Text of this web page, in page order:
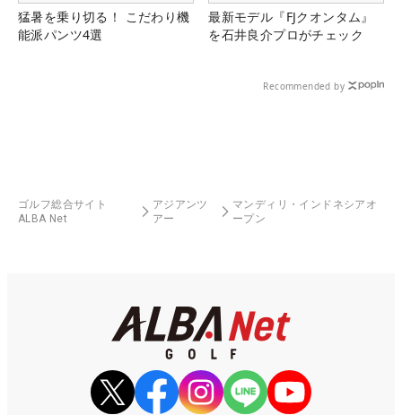
猛暑を乗り切る！ こだわり機
能派パンツ4選
最新モデル『FJクオンタム』
を石井良介プロがチェック
Recommended by
ゴルフ総合サイト
ALBA Net
アジアンツ
アー
マンディリ・インドネシアオ
ープン